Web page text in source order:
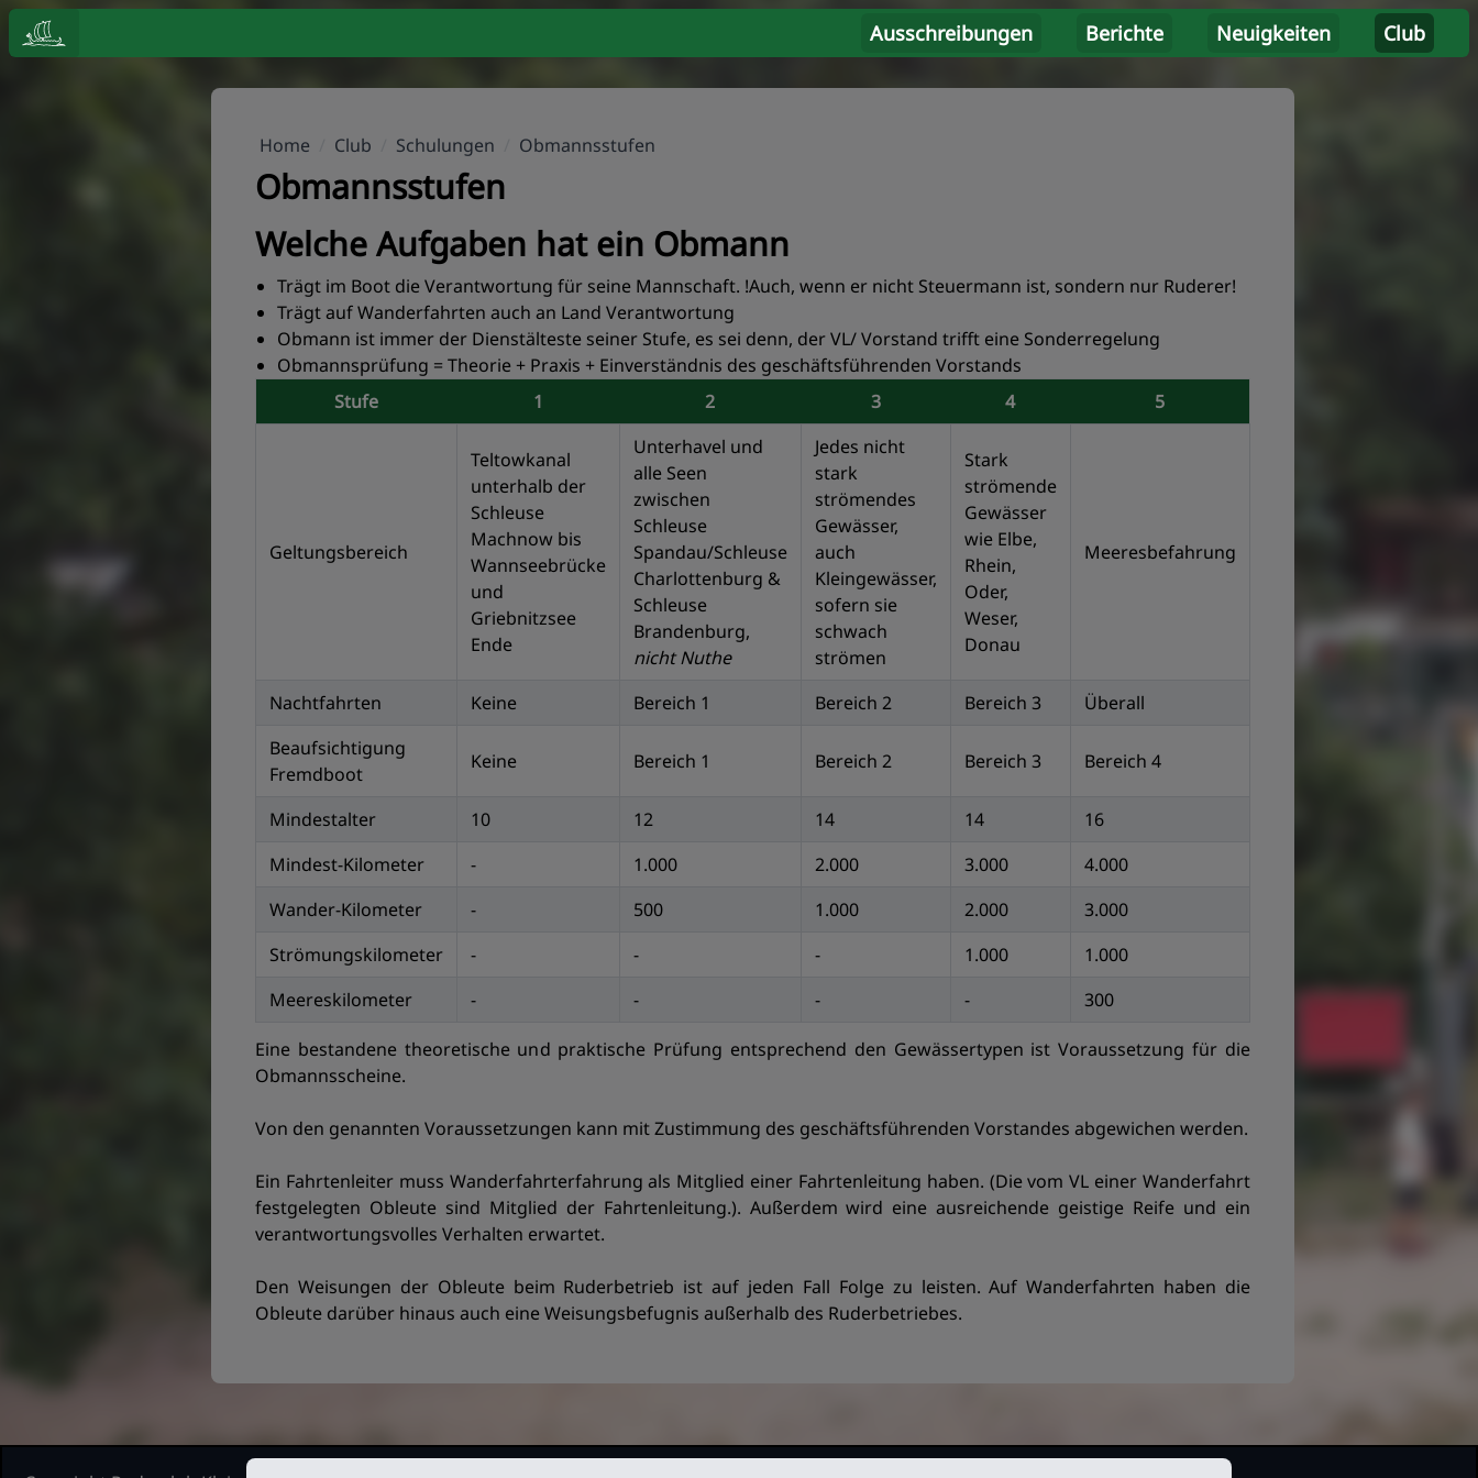
Ausschreibungen Berichte Neuigkeiten Club
Home Club Schulungen Obmannsstufen
Obmannsstufen
Welche Aufgaben hat ein Obmann
Trägt im Boot die Verantwortung für seine Mannschaft. !Auch, wenn er nicht Steuermann ist, sondern nur Ruderer!
Trägt auf Wanderfahrten auch an Land Verantwortung
Obmann ist immer der Dienstälteste seiner Stufe, es sei denn, der VL/ Vorstand trifft eine Sonderregelung
Obmannsprüfung = Theorie + Praxis + Einverständnis des geschäftsführenden Vorstands
Stufe
1 2 3 4 5
Geltungsbereich
Teltowkanal
unterhalb der
Schleuse
Machnow bis
Wannseebrücke
und
Griebnitzsee
Ende
Unterhavel und
alle Seen
zwischen
Schleuse
Spandau/Schleuse
Charlottenburg &
Schleuse
Brandenburg,
nicht Nuthe
Jedes nicht
stark
strömendes
Gewässer,
auch
Kleingewässer,
sofern sie
schwach
strömen
Stark
strömende
Gewässer
wie Elbe,
Rhein,
Oder,
Weser,
Donau
Meeresbefahrung
Nachtfahrten Keine Bereich 1 Bereich 2 Bereich 3
Überall
Beaufsichtigung
Fremdboot
Keine Bereich 1 Bereich 2 Bereich 3 Bereich 4
Mindestalter 10 12 14 14
16
Mindest-Kilometer
- 1.000 2.000 3.000
4.000
Wander-Kilometer
- 500 1.000 2.000
3.000
Strömungskilometer
- - - 1.000
1.000
Meereskilometer
- - - - 300
Eine bestandene theoretische und praktische Prüfung entsprechend den Gewässertypen ist Voraussetzung für die
Obmannsscheine.
Von den genannten Voraussetzungen kann mit Zustimmung des geschäftsführenden Vorstandes abgewichen werden.
Ein Fahrtenleiter muss Wanderfahrterfahrung als Mitglied einer Fahrtenleitung haben. (Die vom VL einer Wanderfahrt
festgelegten Obleute sind Mitglied der Fahrtenleitung.). Außerdem wird eine ausreichende geistige Reife und ein
verantwortungsvolles Verhalten erwartet.
Den Weisungen der Obleute beim Ruderbetrieb ist auf jeden Fall Folge zu leisten. Auf Wanderfahrten haben die
Obleute darüber hinaus auch eine Weisungsbefugnis außerhalb des Ruderbetriebes.